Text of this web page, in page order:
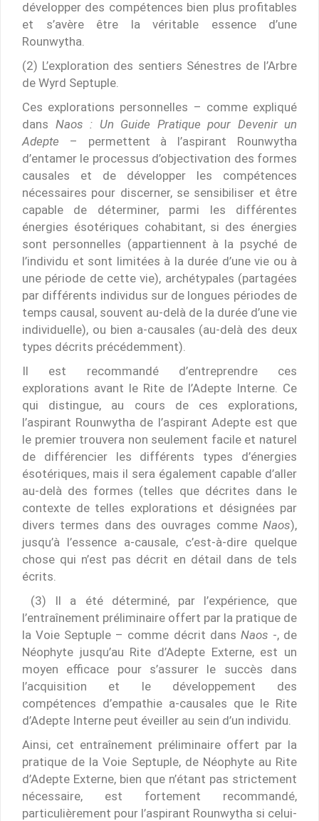
développer des compétences bien plus profitables
et s’avère être la véritable essence d’une
Rounwytha.
(2) L’exploration des sentiers Sénestres de l’Arbre
de Wyrd Septuple.
Ces explorations personnelles – comme expliqué
dans Naos : Un Guide Pratique pour Devenir un
Adepte – permettent à l’aspirant Rounwytha
d’entamer le processus d’objectivation des formes
causales et de développer les compétences
nécessaires pour discerner, se sensibiliser et être
capable de déterminer, parmi les différentes
énergies ésotériques cohabitant, si des énergies
sont personnelles (appartiennent à la psyché de
l’individu et sont limitées à la durée d’une vie ou à
une période de cette vie), archétypales (partagées
par différents individus sur de longues périodes de
temps causal, souvent au-delà de la durée d’une vie
individuelle), ou bien a-causales (au-delà des deux
types décrits précédemment).
Il est recommandé d’entreprendre ces
explorations avant le Rite de l’Adepte Interne. Ce
qui distingue, au cours de ces explorations,
l’aspirant Rounwytha de l’aspirant Adepte est que
le premier trouvera non seulement facile et naturel
de différencier les différents types d’énergies
ésotériques, mais il sera également capable d’aller
au-delà des formes (telles que décrites dans le
contexte de telles explorations et désignées par
divers termes dans des ouvrages comme Naos),
jusqu’à l’essence a-causale, c’est-à-dire quelque
chose qui n’est pas décrit en détail dans de tels
écrits.
(3) Il a été déterminé, par l’expérience, que
l’entraînement préliminaire offert par la pratique de
la Voie Septuple – comme décrit dans Naos -, de
Néophyte jusqu’au Rite d’Adepte Externe, est un
moyen efficace pour s’assurer le succès dans
l’acquisition et le développement des
compétences d’empathie a-causales que le Rite
d’Adepte Interne peut éveiller au sein d’un individu.
Ainsi, cet entraînement préliminaire offert par la
pratique de la Voie Septuple, de Néophyte au Rite
d’Adepte Externe, bien que n’étant pas strictement
nécessaire, est fortement recommandé,
particulièrement pour l’aspirant Rounwytha si celui-